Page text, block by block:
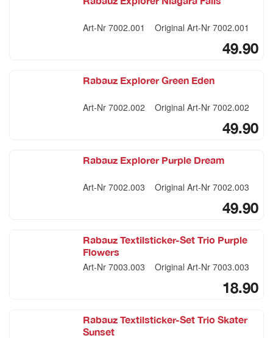
Art-Nr 7002.001 Original Art-Nr 7002.001
49.90
Rabauz Explorer Green Eden
Art-Nr 7002.002 Original Art-Nr 7002.002
49.90
Rabauz Explorer Purple Dream
Art-Nr 7002.003 Original Art-Nr 7002.003
49.90
Rabauz Textilsticker-Set Trio Purple
Flowers
Art-Nr 7003.003 Original Art-Nr 7003.003
18.90
Rabauz Textilsticker-Set Trio Skater
Sunset